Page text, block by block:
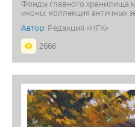
Фонды главного хранилища
иконы, коллекция античных
Автор: Редакция «НГК»
2666